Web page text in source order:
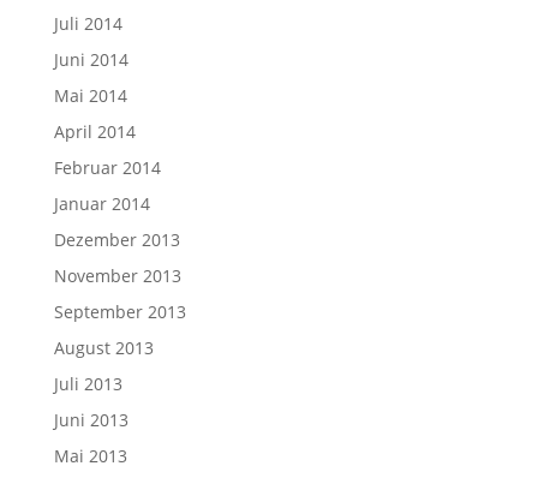
Juli 2014
Juni 2014
Mai 2014
April 2014
Februar 2014
Januar 2014
Dezember 2013
November 2013
September 2013
August 2013
Juli 2013
Juni 2013
Mai 2013